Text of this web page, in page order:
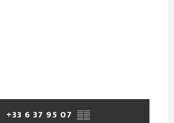
+33 6 37 95 07 ▒▒